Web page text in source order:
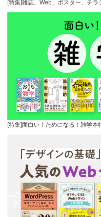
[特集]雑誌、Web、ポスター、チ
[特集]面白い！ためになる！雑学本